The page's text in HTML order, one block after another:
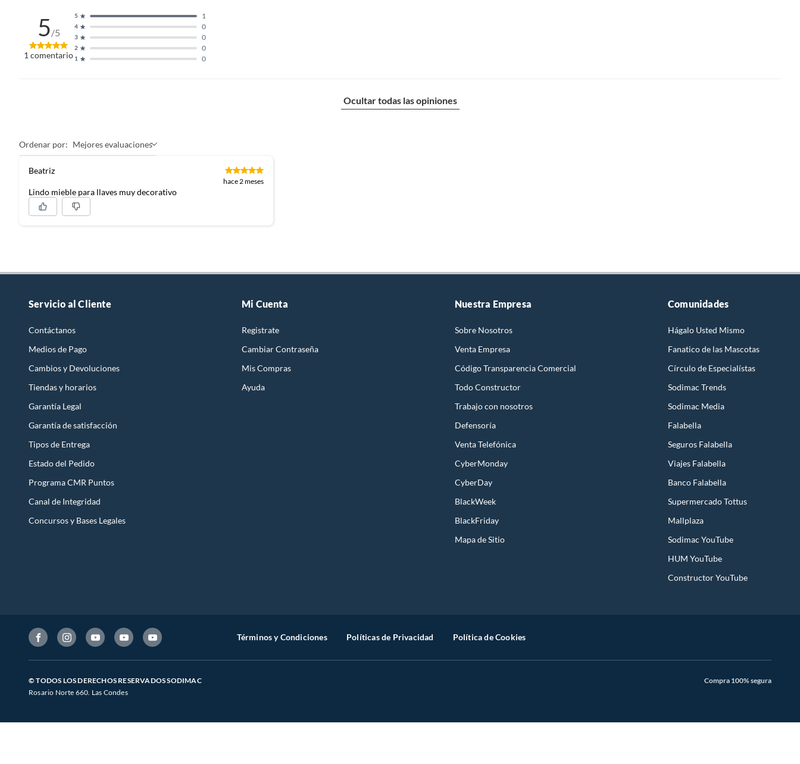
5/5
1 comentario 1 0
2 0
3 0
4 0
5 1
Ocultar todas las opiniones
Ordenar por: Mejores evaluaciones
Beatriz
hace 2 meses
Lindo mieble para llaves muy decorativo
Servicio al Cliente
Contáctanos
Medios de Pago
Cambios y Devoluciones
Tiendas y horarios
Garantía Legal
Garantía de satisfacción
Tipos de Entrega
Estado del Pedido
Programa CMR Puntos
Canal de Integridad
Concursos y Bases Legales
Mi Cuenta
Registrate
Cambiar Contraseña
Mis Compras
Ayuda
Nuestra Empresa
Sobre Nosotros
Venta Empresa
Código Transparencia Comercial
Todo Constructor
Trabajo con nosotros
Defensoría
Venta Telefónica
CyberMonday
CyberDay
BlackWeek
BlackFriday
Mapa de Sitio
Comunidades
Hágalo Usted Mismo
Fanatico de las Mascotas
Círculo de Especialístas
Sodimac Trends
Sodimac Media
Falabella
Seguros Falabella
Viajes Falabella
Banco Falabella
Supermercado Tottus
Mallplaza
Sodimac YouTube
HUM YouTube
Constructor YouTube
Términos y Condiciones Políticas de Privacidad Política de Cookies
© TODOS LOS DERECHOS RESERVADOS SODIMAC
Rosario Norte 660. Las Condes
Compra 100% segura